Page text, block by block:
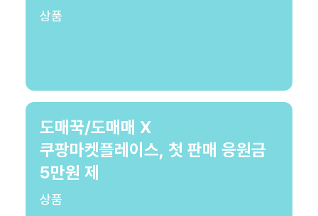
상품
도매꾹/도매매 X
쿠팡마켓플레이스, 첫 판매 응원금
5만원 제
상품